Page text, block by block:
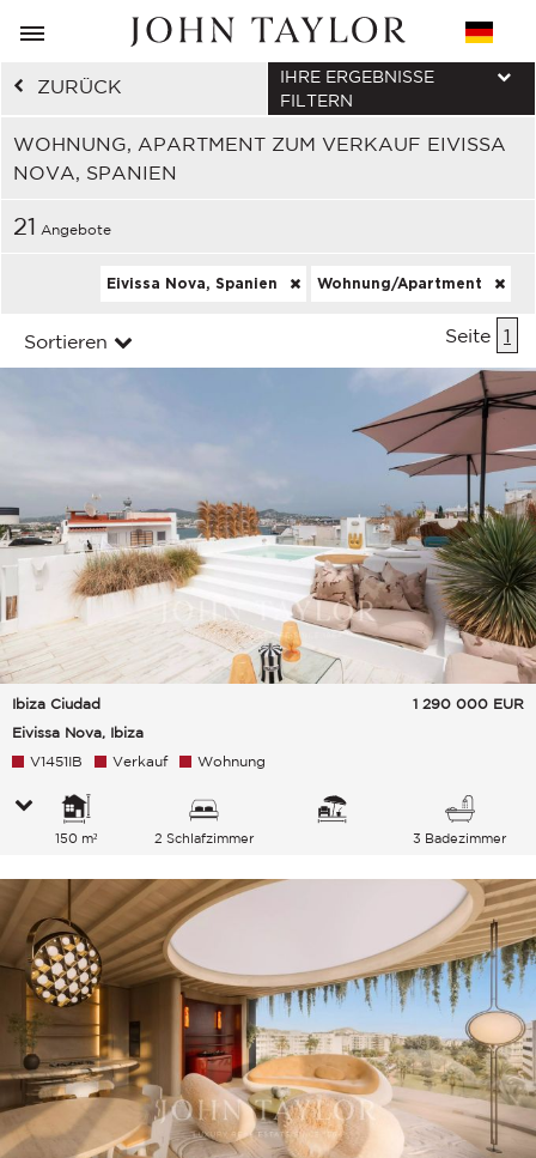
ZURÜCK
WOHNUNG, APARTMENT ZUM VERKAUF EIVISSA
NOVA, SPANIEN
IHRE ERGEBNISSE
FILTERN
21 Angebote
Eivissa Nova, Spanien Wohnung/Apartment
Sortieren Seite 1
Ibiza Ciudad
Eivissa Nova, Ibiza
1 290 000 EUR
V1451IB Verkauf Wohnung
150 m² 2 Schlafzimmer 3 Badezimmer